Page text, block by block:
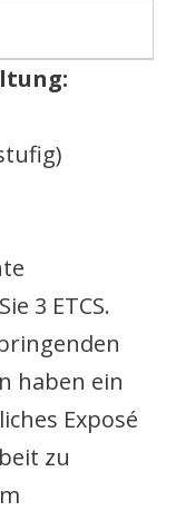
3 ETCS.
haben ein
Exposé
zu